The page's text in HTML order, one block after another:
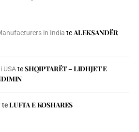
in India teALEKSANDËR
USAteSHQIPTARËT – LIDHJET E
teLUFTA E KOSHARES